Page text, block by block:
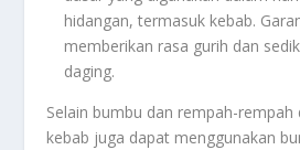
hidangan, termasuk kebab.
memberikan rasa gurih dan
daging.
Selain bumbu dan rempah-rempah
kebab juga dapat menggunakan